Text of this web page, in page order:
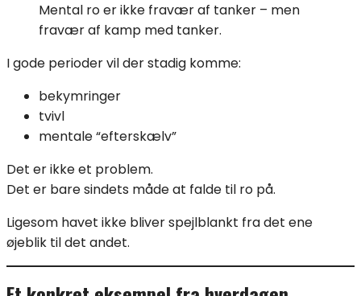
Mental ro er ikke fravær af tanker – men
fravær af kamp med tanker.
I gode perioder vil der stadig komme:
bekymringer
tvivl
mentale “efterskælv”
Det er ikke et problem.
Det er bare sindets måde at falde til ro på.
Ligesom havet ikke bliver spejlblankt fra det ene
øjeblik til det andet.